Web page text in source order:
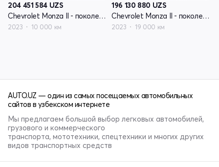
204 451 584 UZS
Chevrolet Monza II - поколение рестайлинг
2023 10 000 км
196 130 880 UZS
Chevrolet Monza II - поколение рестайлинг
2023 19 000 км
AUTO.UZ — один из самых посещаемых автомобильных
сайтов в узбекском интернете
Мы предлагаем большой выбор легковых автомобилей,
грузового и коммерческого
транспорта, мототехники, спецтехники и многих других
видов транспортных средств